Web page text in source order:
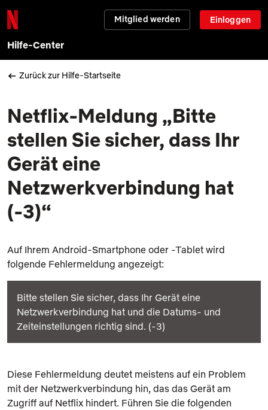
Mitglied werden Einloggen
Hilfe-Center
Zurück zur Hilfe-Startseite
Netflix-Meldung „Bitte
stellen Sie sicher, dass Ihr
Gerät eine
Netzwerkverbindung hat
(-3)“
Auf Ihrem Android-Smartphone oder -Tablet wird
folgende Fehlermeldung angezeigt:
Bitte stellen Sie sicher, dass Ihr Gerät eine
Netzwerkverbindung hat und die Datums- und
Zeiteinstellungen richtig sind. (-3)
Diese Fehlermeldung deutet meistens auf ein Problem
mit der Netzwerkverbindung hin, das das Gerät am
Zugriff auf Netflix hindert. Führen Sie die folgenden